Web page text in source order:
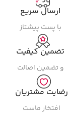
ارسال سریع
با پست پیشتاز
تضمین کیفیت
و تضمین اصالت
رضایت مشتریان
افتخار ماست